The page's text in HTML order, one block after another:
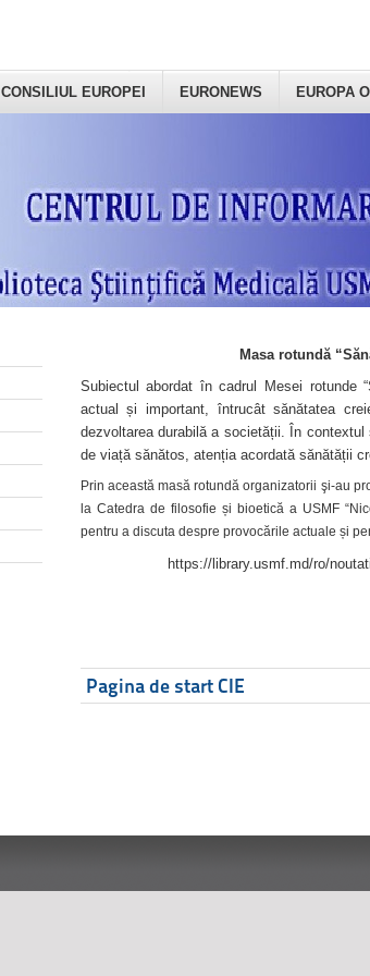
CONSILIUL EUROPEI EURONEWS EUROPA
Masa rotundă
Subiectul abordat în cadrul Mesei rotunde
actual și important, întrucât sănătatea
dezvoltarea durabilă a societății. În
de viață sănătos, atenția acordată sănătății
Prin această masă rotundă organizatorii şi-au
la Catedra de filosofie și bioetică a USMF
pentru a discuta despre provocările actuale și
https://library.usmf.md/ro/
Pagina de start CIE